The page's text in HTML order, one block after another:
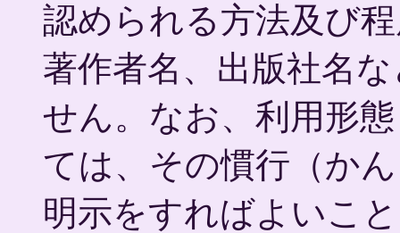
認められる方法及び
著作者名、出版社名
せん。なお、利用形
ては、その慣行（か
明示をすればよいこ